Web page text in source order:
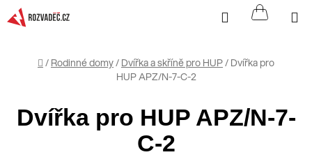
Přejít
na
Hledat
Domů
/ Rodinné domy/ Dvířka a skříně pro HUP/ Dvířka pro
HUP APZ/N-7-C-2
Dvířka pro HUP APZ/N-7-
C-2